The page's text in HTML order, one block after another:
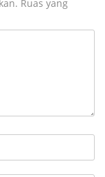
Ruas yang